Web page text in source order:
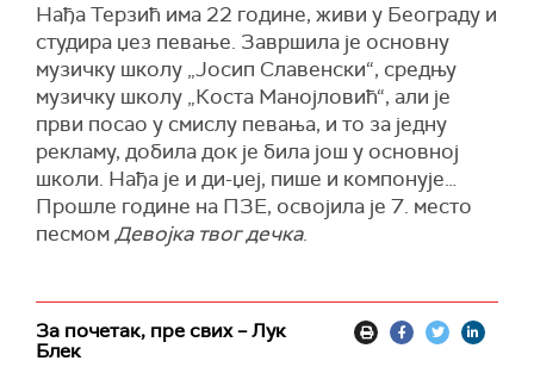
Нађа Терзић има 22 године, живи у Београду и
студира џез певање. Завршила је основну
музичку школу „Јосип Славенски“, средњу
музичку школу „Коста Манојловић“, али је
први посао у смислу певања, и то за једну
рекламу, добила док је била још у основној
школи. Нађа је и ди-џеј, пише и компонује…
Прошле године на ПЗЕ, освојила је 7. место
песмомДевојка твог дечка.
За почетак, пре свих – Лук
Блек